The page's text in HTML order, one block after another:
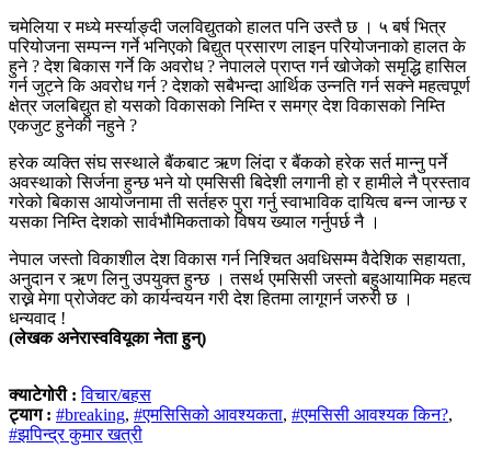
चमेलिया र मध्ये मर्स्याङ्दी जलविद्युतको हालत पनि उस्तै छ । ५ बर्ष भित्र
परियोजना सम्पन्न गर्ने भनिएको बिद्युत प्रसारण लाइन परियोजनाको हालत के
हुने ? देश बिकास गर्ने कि अवरोध ? नेपालले प्राप्त गर्न खोजेको समृद्धि हासिल
गर्न जुट्ने कि अवरोध गर्न ? देशको सबैभन्दा आर्थिक उन्नति गर्न सक्ने महत्वपूर्ण
क्षेत्र जलबिद्युत हो यसको विकासको निम्ति र समग्र देश विकासको निम्ति
एकजुट हुनेकी नहुने ?
हरेक व्यक्ति संघ सस्थाले बैंकबाट ऋण लिंदा र बैंकको हरेक सर्त मान्नु पर्ने
अवस्थाको सिर्जना हुन्छ भने यो एमसिसी बिदेशी लगानी हो र हामीले नै प्रस्ताव
गरेको बिकास आयोजनामा ती सर्तहरु पुरा गर्नु स्वाभाविक दायित्व बन्न जान्छ र
यसका निम्ति देशको सार्वभौमिकताको विषय ख्याल गर्नुपर्छ नै ।
नेपाल जस्तो विकाशील देश विकास गर्न निश्चित अवधिसम्म वैदेशिक सहायता,
अनुदान र ऋण लिनु उपयुक्त हुन्छ । तसर्थ एमसिसी जस्तो बहुआयामिक महत्व
राख्ने मेगा प्रोजेक्ट को कार्यन्वयन गरी देश हितमा लागूगर्न जरुरी छ ।
धन्यवाद !
(लेखक अनेरास्ववियूका नेता हुन्)
क्याटेगोरी :विचार/बहस
ट्याग : #breaking, #एमसिसिको आवश्यकता, #एमसिसी आवश्यक किन?,
#झपिन्द्र कुमार खत्री